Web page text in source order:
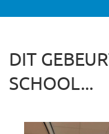
DIT
SCHOOL...